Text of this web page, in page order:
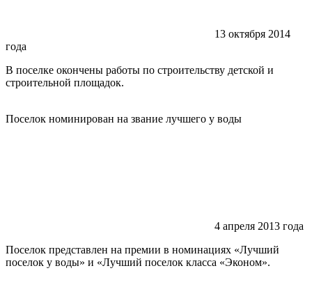
13 октября 2014
года
В поселке окончены работы по строительству детской и
строительной площадок.
Поселок номинирован на звание лучшего у воды
4 апреля 2013 года
Поселок представлен на премии в номинациях «Лучший
поселок у воды» и «Лучший поселок класса «Эконом».